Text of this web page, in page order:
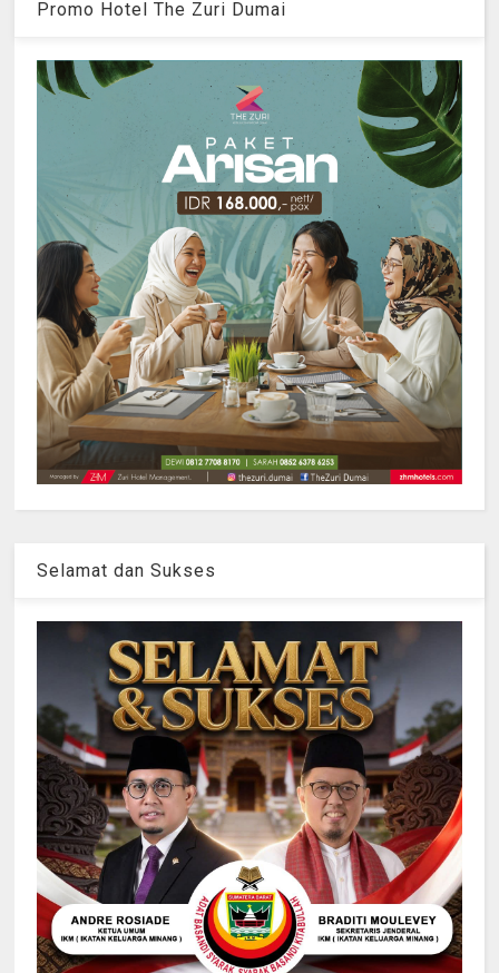
Promo Hotel The Zuri Dumai
Selamat dan Sukses